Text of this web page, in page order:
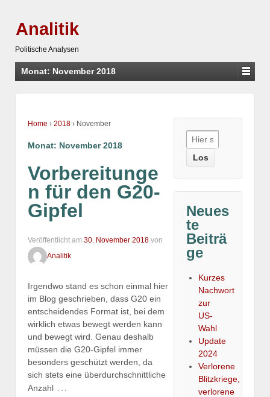
Analitik
Politische Analysen
Monat: November 2018
Home › 2018 › November
Monat: November 2018
Vorbereitunge
n für den G20-
Gipfel
Veröffentlicht am 30. November 2018 von
Analitik
Irgendwo stand es schon einmal hier
im Blog geschrieben, dass G20 ein
entscheidendes Format ist, bei dem
wirklich etwas bewegt werden kann
und bewegt wird. Genau deshalb
müssen die G20-Gipfel immer
besonders geschützt werden, da
sich stets eine überdurchschnittliche
Anzahl …
Suche
nach:
Neues
te
Beiträ
ge
Kurzes
Nachwort
zur
US-
Wahl
Update
2024
Verlorene
Blitzkriege,
verlorene